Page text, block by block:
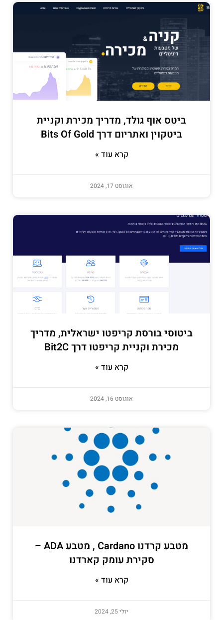
ביטס אוף גולד, מדריך מכירת וקניית
ביטקוין ואתריום דרך Bits Of Gold
קרא עוד »
אוגוסט 17, 2024
ביטוסי בורסת קריפטו ישראלית, מדריך
מכירת וקניית קריפטו דרך Bit2C
קרא עוד »
אוגוסט 16, 2024
מטבע קרדנו Cardano , מטבע ADA –
סקירת עומק קארדנו
קרא עוד »
יולי 25, 2024